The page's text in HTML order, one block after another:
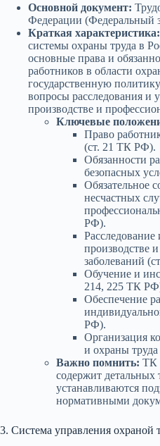
Основной документ:
Федерации (Федеральный
Краткая характеристика:
системы охраны труда в
основные права и
работников в области
государственную
вопросы расследования и
производстве и
Ключевые
Право
(ст. 21 ТК РФ).
Обязанности
безопасных
Обязательное
несчастных
РФ).
Расследование
производстве
заболеваний
Обучение и
214, 225 ТК
Обеспечение
РФ).
Организация
и охраны
Важно помнить: ТК
содержит детальных
устанавливаются
нормативными
3. Система управления